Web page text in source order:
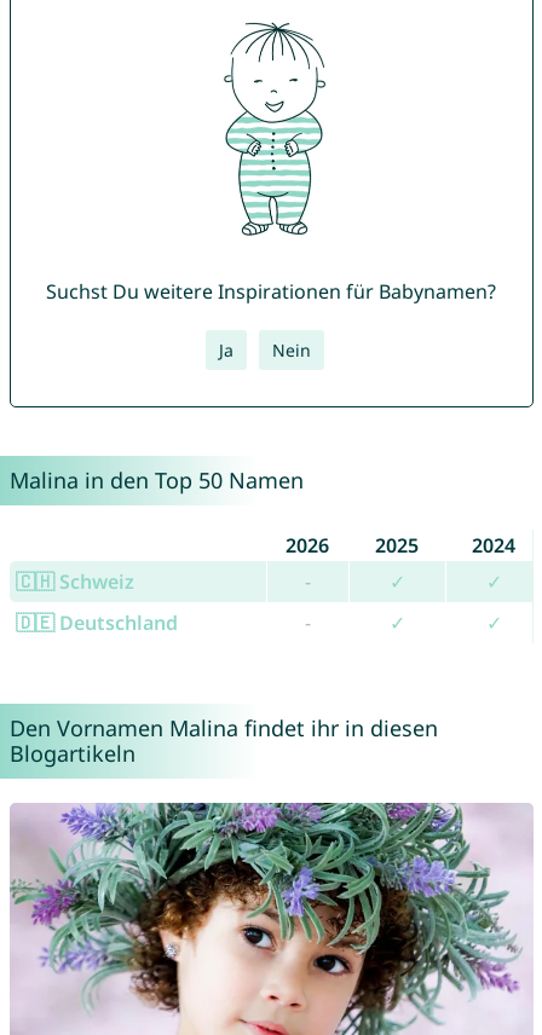
Suchst Du weitere Inspirationen für Babynamen?
Ja Nein
Malina in den Top 50 Namen
2026 2025
2024
🇨🇭 Schweiz
- ✓
✓
🇩🇪 Deutschland
- ✓ ✓
Den Vornamen Malina findet ihr in diesen
Blogartikeln